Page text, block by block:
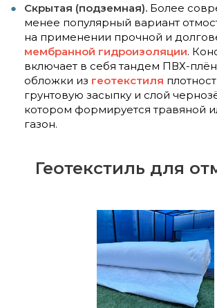
Скрытая (подземная). Более
менее популярный вариант
на применении прочной и
мембранной гидроизоляции.
включает в себя тандем ПВХ-
обложки из геотекстиля
грунтовую засыпку и слой
котором формируется травяной
газон.
Геотекстиль для